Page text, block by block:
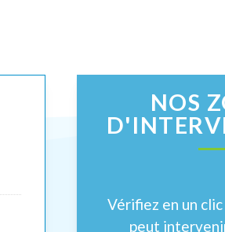
NOS
Vérifiez en un
peut